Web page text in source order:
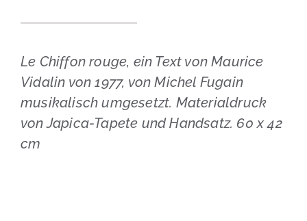
Le Chiffon rouge, ein Text von Maurice
Vidalin von 1977, von Michel Fugain
musikalisch umgesetzt. Materialdruck
von Japica-Tapete und Handsatz. 60 x 42
cm